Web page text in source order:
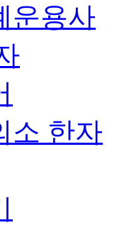
운용사
소 한자